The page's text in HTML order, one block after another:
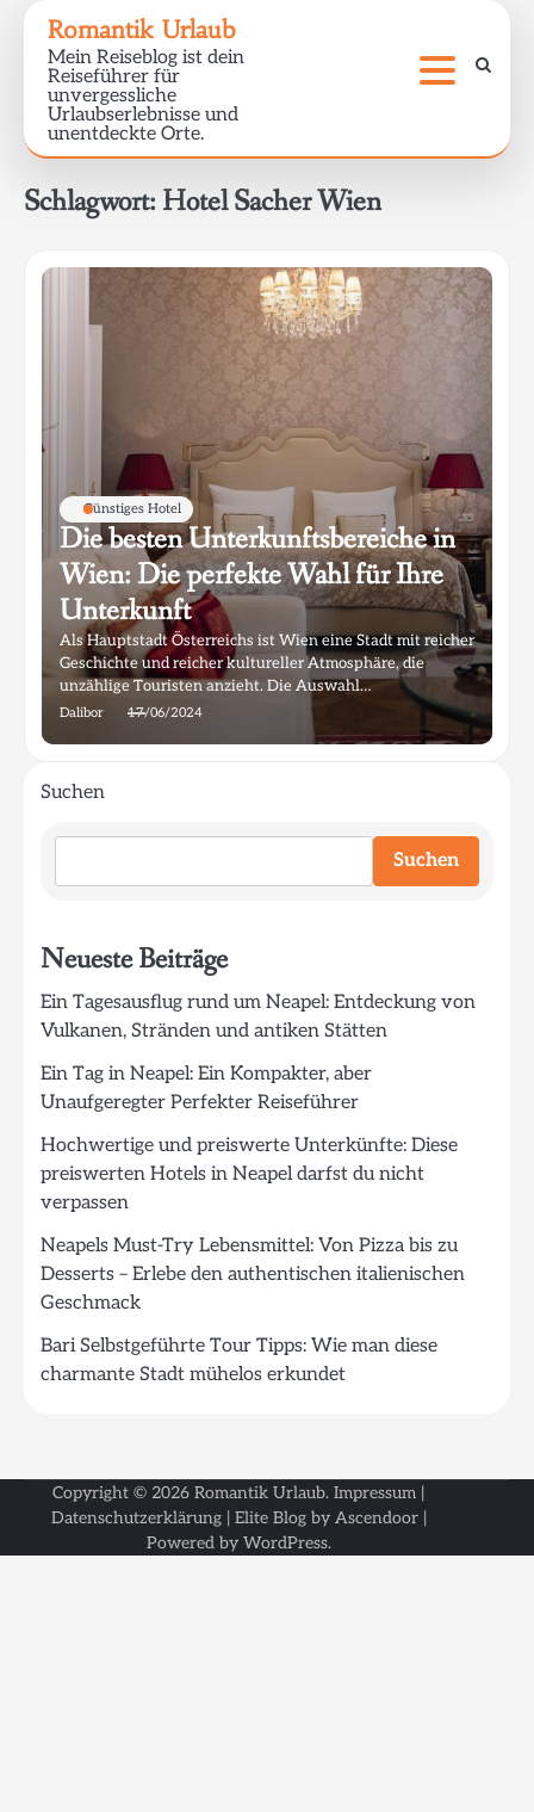
content
Romantik Urlaub
Mein Reiseblog ist dein
Reiseführer für
unvergessliche
Urlaubserlebnisse und
unentdeckte Orte.
Schlagwort: Hotel Sacher Wien
Günstiges Hotel
Die besten Unterkunftsbereiche in
Wien: Die perfekte Wahl für Ihre
Unterkunft
Als Hauptstadt Österreichs ist Wien eine Stadt mit reicher
Geschichte und reicher kultureller Atmosphäre, die
unzählige Touristen anzieht. Die Auswahl…
Dalibor 17/06/2024
Suchen
Suchen
Neueste Beiträge
Ein Tagesausflug rund um Neapel: Entdeckung von
Vulkanen, Stränden und antiken Stätten
Ein Tag in Neapel: Ein Kompakter, aber
Unaufgeregter Perfekter Reiseführer
Hochwertige und preiswerte Unterkünfte: Diese
preiswerten Hotels in Neapel darfst du nicht
verpassen
Neapels Must-Try Lebensmittel: Von Pizza bis zu
Desserts – Erlebe den authentischen italienischen
Geschmack
Bari Selbstgeführte Tour Tipps: Wie man diese
charmante Stadt mühelos erkundet
Copyright © 2026 Romantik Urlaub. Impressum |
Datenschutzerklärung| Elite Blog by Ascendoor|
Powered by WordPress.